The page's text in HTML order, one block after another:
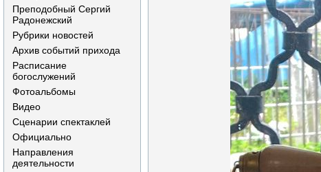
Преподобный Сергий
Радонежский
Рубрики новостей
Архив событий прихода
Расписание
богослужений
Фотоальбомы
Видео
Сценарии спектаклей
Официально
Направления
деятельности